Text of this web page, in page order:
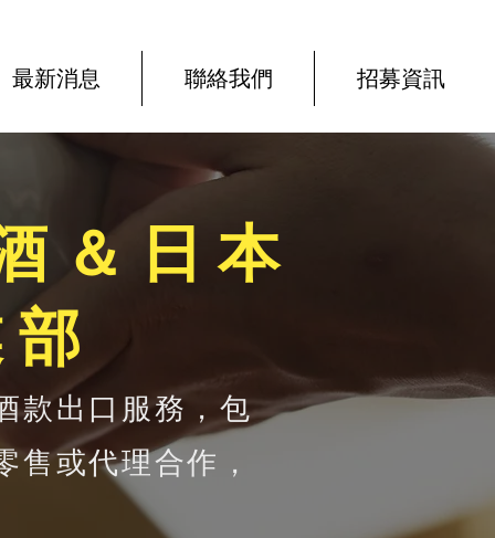
最新消息 聯絡我們 招募資訊
＆日本
款出口服務，包
或代理合作，